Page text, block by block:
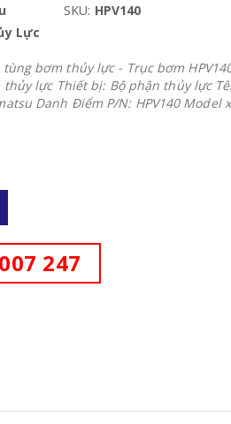
SKU: HPV140
Lực
bơm thủy lực - Trục bơm
thủy lực Thiết bị: Bộ phận thủy lực
Danh Điểm P/N: HPV140 Model
7
247